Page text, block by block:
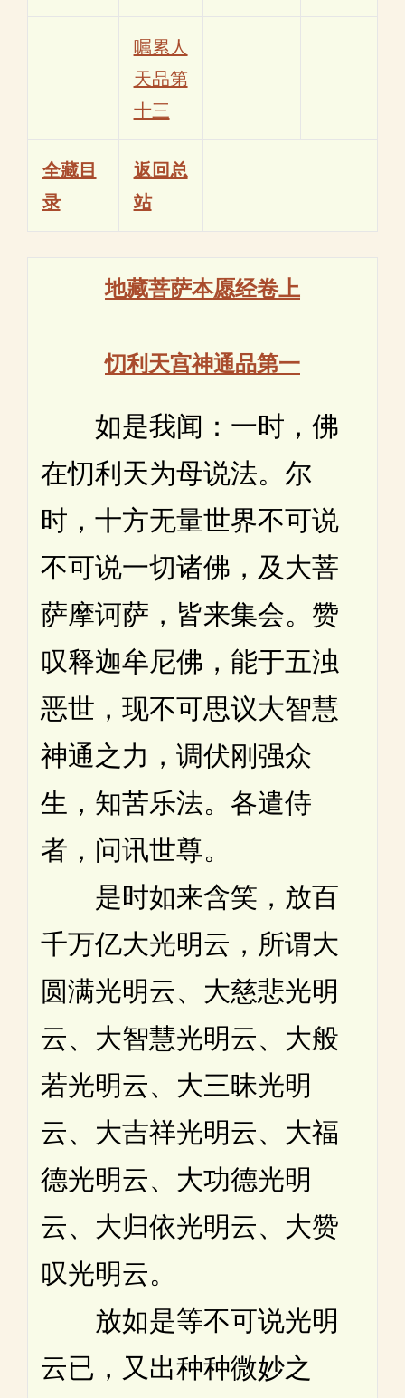
嘱累人
天品第
十三
全藏目
录
返回总
站
地藏菩萨本愿经卷上
忉利天宫神通品第一
如是我闻：一时，佛
在忉利天为母说法。尔
时，十方无量世界不可说
不可说一切诸佛，及大菩
萨摩诃萨，皆来集会。赞
叹释迦牟尼佛，能于五浊
恶世，现不可思议大智慧
神通之力，调伏刚强众
生，知苦乐法。各遣侍
者，问讯世尊。
是时如来含笑，放百
千万亿大光明云，所谓大
圆满光明云、大慈悲光明
云、大智慧光明云、大般
若光明云、大三昧光明
云、大吉祥光明云、大福
德光明云、大功德光明
云、大归依光明云、大赞
叹光明云。
放如是等不可说光明
云已，又出种种微妙之